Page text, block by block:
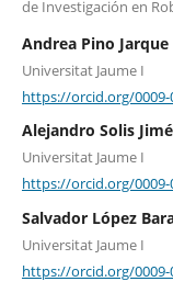
de Investigación en
Andrea Pino Jarque
Universitat Jaume I
https://orcid.org/0009-
Alejandro Solis
Universitat Jaume I
https://orcid.org/0009-
Salvador López
Universitat Jaume I
https://orcid.org/0009-